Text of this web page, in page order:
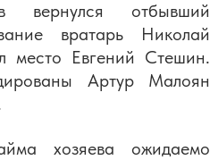
вернулся отбывший
вратарь Николай
место Евгений Стешин.
Артур Малоян
хозяева ожидаемо